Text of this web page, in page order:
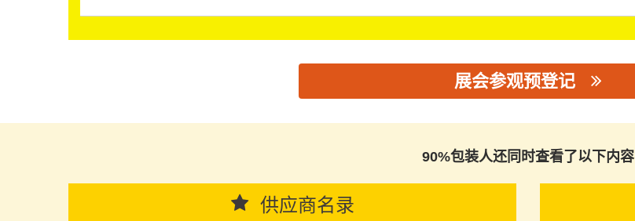
展会参观预登记
90%包装人还同时查看了以下内容
供应商名录